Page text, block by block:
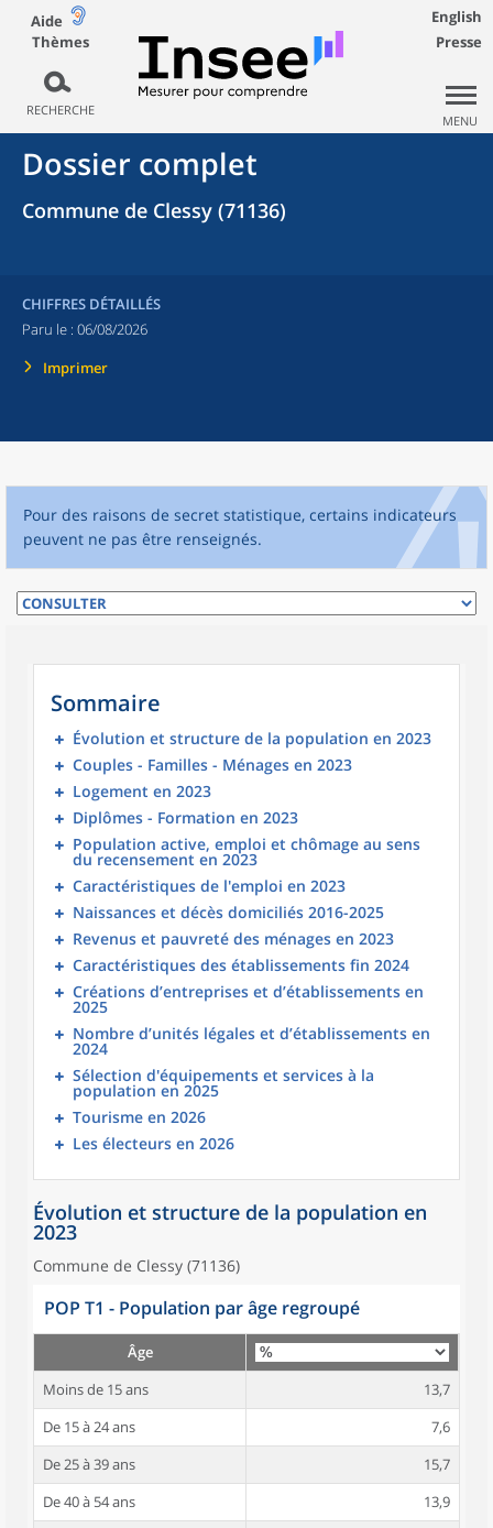
Aide
Thèmes
RECHERCHE
English
Presse
MENU
Dossier complet
Commune de Clessy (71136)
CHIFFRES DÉTAILLÉS
Paru le : 06/08/2026
Imprimer
Pour des raisons de secret statistique, certains indicateurs
peuvent ne pas être renseignés.
Sommaire
Évolution et structure de la population en 2023
Couples - Familles - Ménages en 2023
Logement en 2023
Diplômes - Formation en 2023
Population active, emploi et chômage au sens
du recensement en 2023
Caractéristiques de l'emploi en 2023
Naissances et décès domiciliés 2016-2025
Revenus et pauvreté des ménages en 2023
Caractéristiques des établissements fin 2024
Créations d’entreprises et d’établissements en
2025
Nombre d’unités légales et d’établissements en
2024
Sélection d'équipements et services à la
population en 2025
Tourisme en 2026
Les électeurs en 2026
Évolution et structure de la population en
2023
Commune de Clessy (71136)
POP T1 - Population par âge regroupé
Âge
Moins de 15 ans
13,7
De 15 à 24 ans
7,6
De 25 à 39 ans
15,7
De 40 à 54 ans
13,9